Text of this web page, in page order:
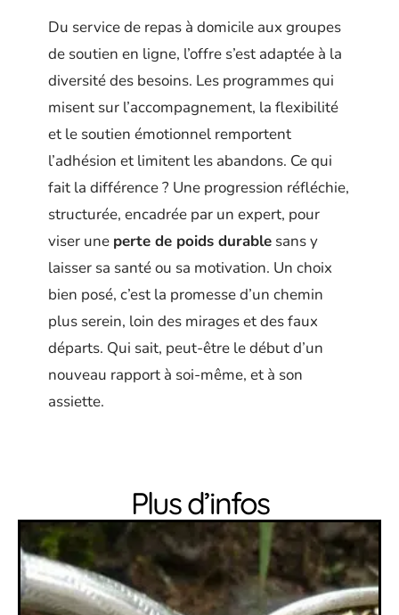
Du service de repas à domicile aux groupes
de soutien en ligne, l’offre s’est adaptée à la
diversité des besoins. Les programmes qui
misent sur l’accompagnement, la flexibilité
et le soutien émotionnel remportent
l’adhésion et limitent les abandons. Ce qui
fait la différence ? Une progression réfléchie,
structurée, encadrée par un expert, pour
viser une perte de poids durable sans y
laisser sa santé ou sa motivation. Un choix
bien posé, c’est la promesse d’un chemin
plus serein, loin des mirages et des faux
départs. Qui sait, peut-être le début d’un
nouveau rapport à soi-même, et à son
assiette.
Plus d’infos